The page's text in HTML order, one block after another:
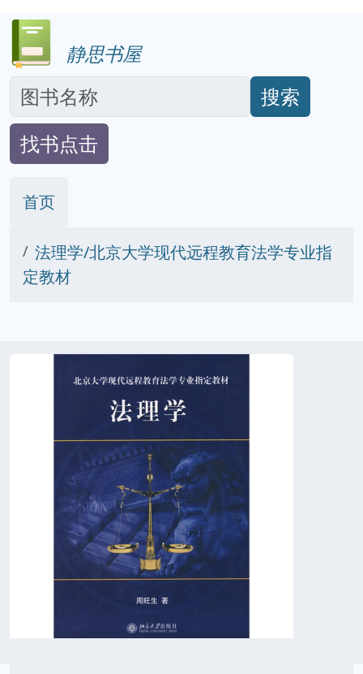
静思书屋
搜索
找书点击
首页
法理学/北京大学现代远程教育法学专业指
定教材